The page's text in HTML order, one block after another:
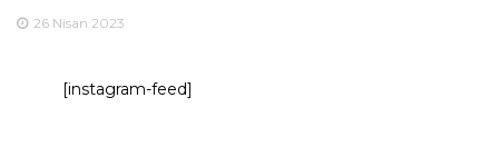
26 Nisan 2023
[instagram-feed]